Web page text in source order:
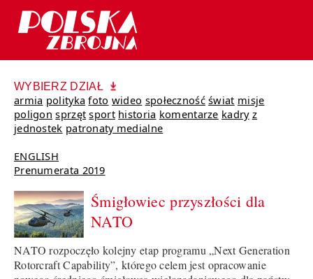
WYBIERZ DZIAŁ
armia polityka foto wideo społeczność świat misje
poligon sprzęt sport historia komentarze kadry z
jednostek patronaty medialne
ENGLISH
Prenumerata 2019
Śmigłowiec przyszłości dla
NATO
NATO rozpoczęło kolejny etap programu „Next Generation
Rotorcraft Capability”, którego celem jest opracowanie